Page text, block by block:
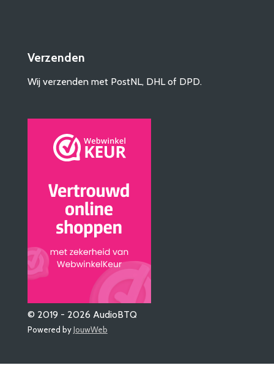
Verzenden
Wij verzenden met PostNL, DHL of DPD.
© 2019 - 2026 AudioBTQ
Powered byJouwWeb